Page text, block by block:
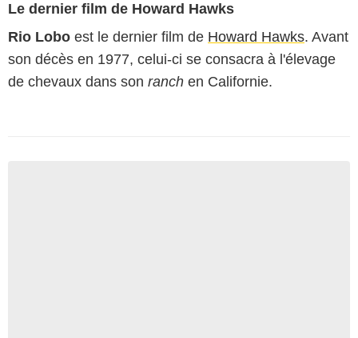
Le dernier film de Howard Hawks
Rio Lobo est le dernier film de Howard Hawks. Avant
son décès en 1977, celui-ci se consacra à l'élevage
de chevaux dans son ranch en Californie.